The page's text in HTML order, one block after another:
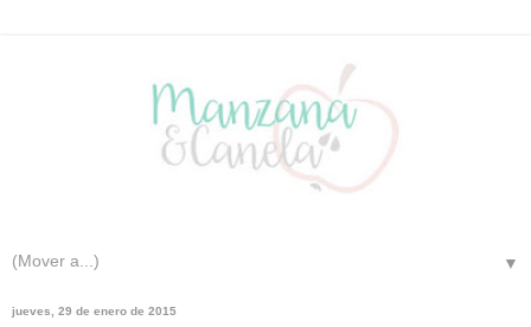
▼
jueves, 29 de enero de 2015